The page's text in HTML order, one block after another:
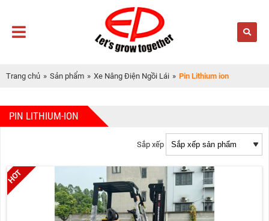
Trang chủ » Sản phẩm » Xe Nâng Điện Ngồi Lái » Pin Lithium ion
PIN LITHIUM-ION
Sắp xếp